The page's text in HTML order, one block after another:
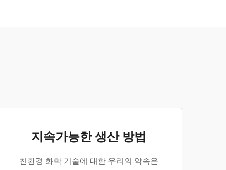
지속가능한 생산 방법
친환경 화학 기술에 대한 우리의 약속은